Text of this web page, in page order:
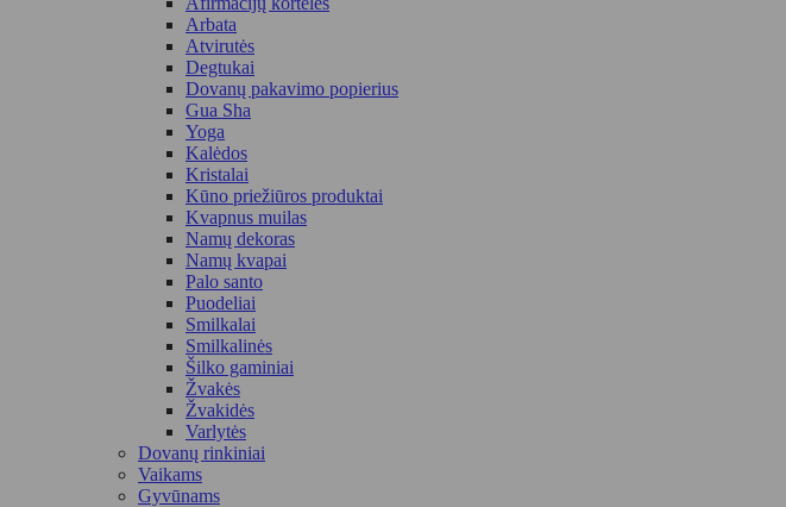
Arbata
Atvirutės
Degtukai
Dovanų pakavimo popierius
Gua Sha
Yoga
Kalėdos
Kristalai
Kūno priežiūros produktai
Kvapnus muilas
Namų dekoras
Namų kvapai
Palo santo
Puodeliai
Smilkalai
Smilkalinės
Šilko gaminiai
Žvakės
Žvakidės
Varlytės
Dovanų rinkiniai
Vaikams
Gyvūnams